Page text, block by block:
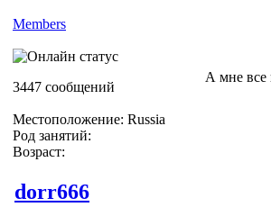
Members
3447 сообщений
Местоположение: Russia
Род занятий:
Возраст:
А мне все
dorr666